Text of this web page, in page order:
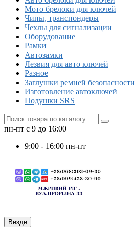
Мото брелоки для ключей
Чипы, транспондеры
Чехлы для сигнализации
Оборудование
Рамки
Автозамки
Лезвия для авто ключей
Разное
Заглушки ремней безопасности
Изготовление автоключей
Подушки SRS
пн-пт с 9 до 16:00
9:00 - 16:00 пн-пт
Везде